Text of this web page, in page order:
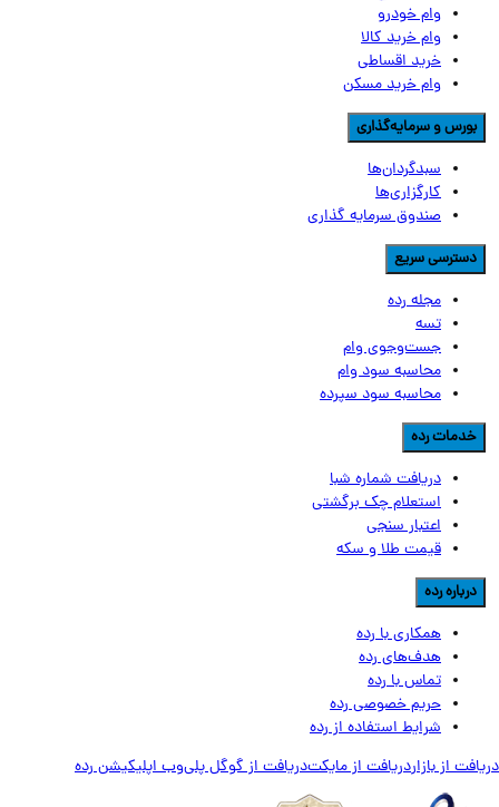
وام خودرو
وام خرید کالا
خرید اقساطی
وام خرید مسکن
و سرمایه‌گذاری
سبدگردان‌ها
کارگزاری‌ها
صندوق سرمایه گذاری
سریع
مجله رده
تسه
جست‌وجوی وام
محاسبه سود وام
محاسبه سود سپرده
رده
دریافت شماره شبا
استعلام چک برگشتی
اعتبار سنجی
قیمت طلا و سکه
رده
همکاری با رده
هدف‌های رده
تماس‌ با‌ رده
حریم خصوصی رده
شرایط استفاده از رده
از بازاردریافت از مایکتدریافت از گوگل پلیوب اپلیکیشن رده